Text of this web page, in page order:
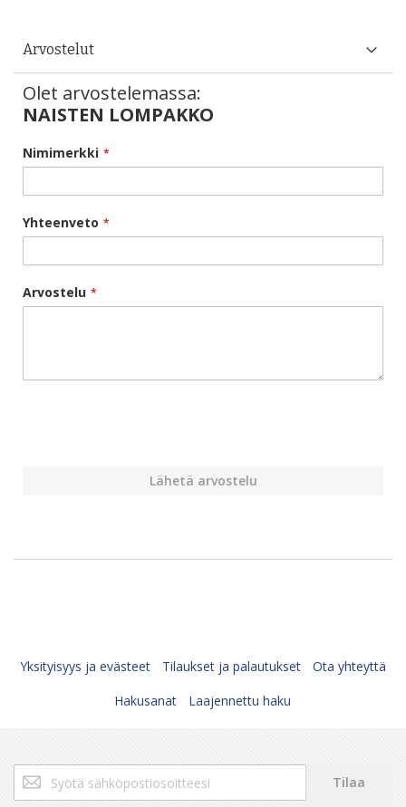
Arvostelut
Olet arvostelemassa:
NAISTEN LOMPAKKO
Nimimerkki
Yhteenveto
Arvostelu
Lähetä arvostelu
Yksityisyys ja evästeet Tilaukset ja palautukset
Ota yhteyttä
Hakusanat
Laajennettu haku
Tilaa
uutiskirjeemme:
Tilaa